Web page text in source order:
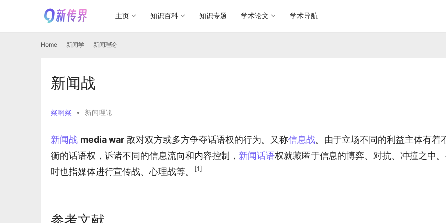
主页 知识百科 知识专题 学术论文 学术导航
Home 新闻学 新闻理论
新闻战
粲啊粲 • 新闻理论
新闻战 media war 敌对双方或多方争夺话语权的行为。又称信息战。由于立场不同的利益主体有着
衡的话语权，诉诸不同的信息流向和内容控制， 新闻话语权就藏匿于信息的博弈、对抗、冲撞之中
时也指媒体进行宣传战、心理战等。
[1]